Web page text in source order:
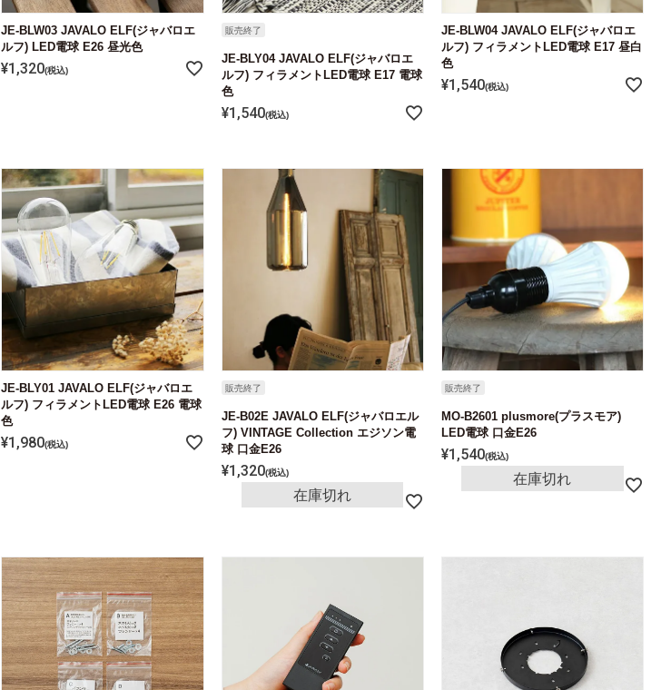
JE-BLW03 JAVALO ELF(ジャバロエ
ルフ) LED電球 E26 昼光色
¥1,320 税込
販売終了
JE-BLY04 JAVALO ELF(ジャバロエ
ルフ) フィラメントLED電球 E17 電球
色
¥1,540 税込
JE-BLW04 JAVALO ELF(ジャバロエ
ルフ) フィラメントLED電球 E17 昼白
色
¥1,540 税込
JE-BLY01 JAVALO ELF(ジャバロエ
ルフ) フィラメントLED電球 E26 電球
色
¥1,980 税込
販売終了
JE-B02E JAVALO ELF(ジャバロエル
フ) VINTAGE Collection エジソン電
球 口金E26
¥1,320 税込
在庫切れ
販売終了
MO-B2601 plusmore(プラスモア)
LED電球 口金E26
¥1,540 税込
在庫切れ